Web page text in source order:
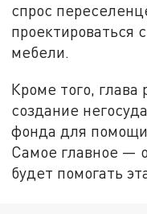
спрос
проектироваться
мебели.
Кроме того, глава
создание
фонда для
Самое главное —
будет помогать